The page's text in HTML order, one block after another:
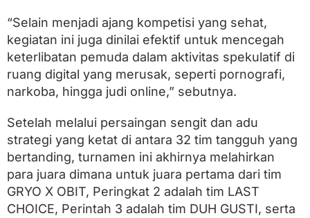
r
e
s
t
P
a
a
n
g
“Selain menjadi ajang kompetisi yang sehat,
kegiatan ini juga dinilai efektif untuk mencegah
keterlibatan pemuda dalam aktivitas spekulatif di
ruang digital yang merusak, seperti pornografi,
narkoba, hingga judi online,” sebutnya.
Setelah melalui persaingan sengit dan adu
strategi yang ketat di antara 32 tim tangguh yang
bertanding, turnamen ini akhirnya melahirkan
para juara dimana untuk juara pertama dari tim
GRYO X OBIT, Peringkat 2 adalah tim LAST
CHOICE, Perintah 3 adalah tim DUH GUSTI, serta